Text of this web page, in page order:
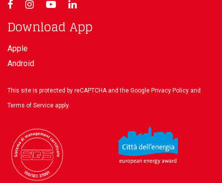
Download App
Apple
Android
This site is protected by reCAPTCHA and the Google Privacy Policy and
Terms of Service apply.